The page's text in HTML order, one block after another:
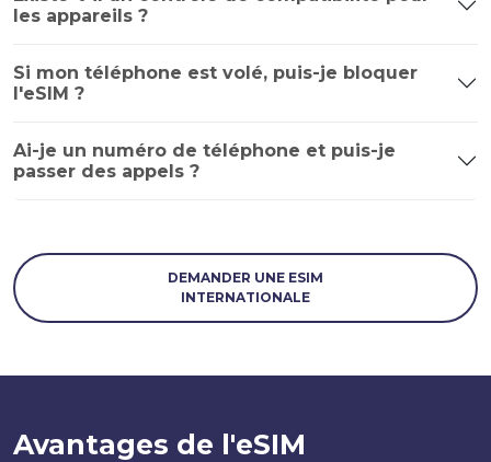
les appareils ?
Si mon téléphone est volé, puis-je bloquer
l'eSIM ?
Ai-je un numéro de téléphone et puis-je
passer des appels ?
DEMANDER UNE ESIM
INTERNATIONALE
Avantages de l'eSIM